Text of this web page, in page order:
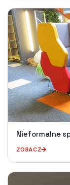
Nieformalne
ZOBACZ